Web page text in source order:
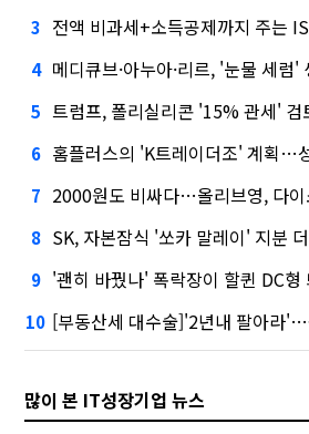
3 전액 비과세+소득공제까지 주는
4 메디큐브·아누아·리르, '눈물 세럼'
5 트럼프, 폴리실리콘 '15% 관세' 검토…
6 홈플러스의 'K트레이더조' 계획…
7 2000원도 비싸다…올리브영, 다이소
8 SK, 자본잠식 '쏘카 말레이' 지분
9 '괜히 바꿨나' 폭락장이 할퀸 DC형 퇴
10 [부동산세 대수술]'2년내 팔아라
많이 본 IT성장기업 뉴스